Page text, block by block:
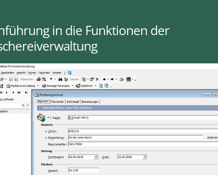
in die Funktionen der